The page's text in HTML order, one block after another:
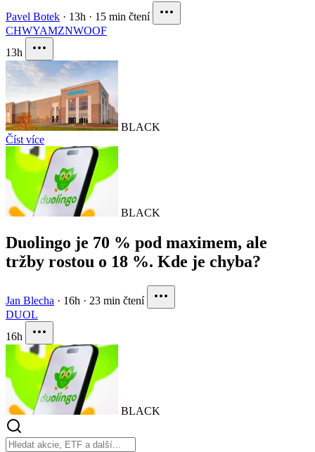
Pavel Botek · 13h · 15 min čtení
CHWYAMZNWOOF
13h
BLACK
Číst více
BLACK
Duolingo je 70 % pod maximem, ale
tržby rostou o 18 %. Kde je chyba?
Jan Blecha · 16h · 23 min čtení
DUOL
16h
BLACK